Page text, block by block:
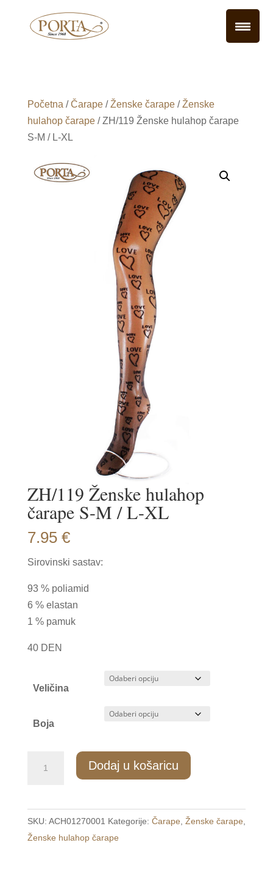
Početna /Čarape/Ženske čarape/Ženske
hulahop čarape/ ZH/119 Ženske hulahop čarape
S-M / L-XL
ZH/119 Ženske hulahop
čarape S-M / L-XL
7.95 €
Sirovinski sastav:
93 % poliamid
6 % elastan
1 % pamuk
40 DEN
Veličina
Boja
čarape
S-
M
Dodaj u košaricu
SKU: ACH01270001 Kategorije: Čarape Ženske čarape
Ženske hulahop čarape